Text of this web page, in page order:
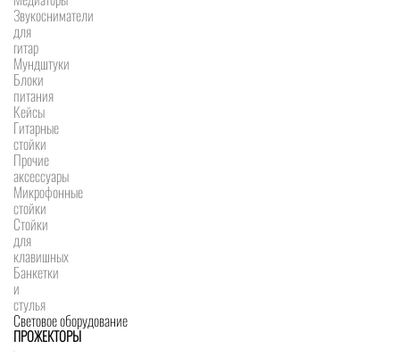
Звукосниматели
для
гитар
Мундштуки
Блоки
питания
Кейсы
Гитарные
стойки
Прочие
аксессуары
Микрофонные
стойки
Стойки
для
клавишных
Банкетки
и
стулья
Световое оборудование
ПРОЖЕКТОРЫ